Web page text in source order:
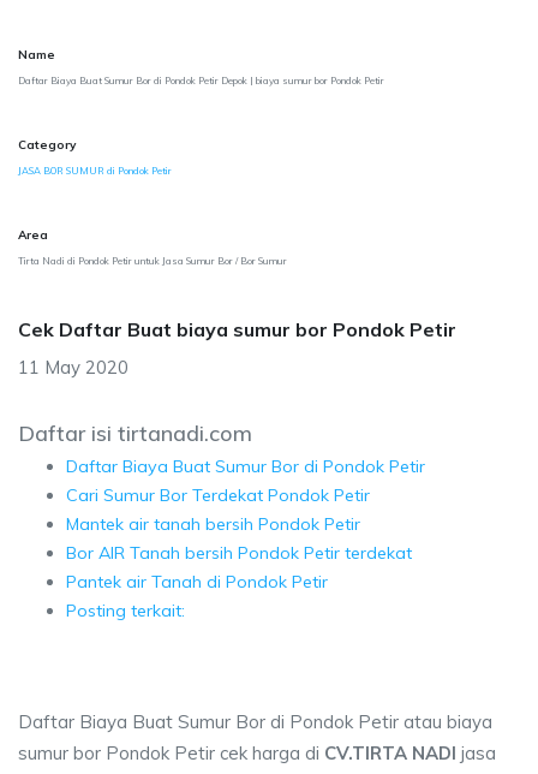
Name
Daftar Biaya Buat Sumur Bor di Pondok Petir Depok | biaya sumur bor Pondok Petir
Category
JASA BOR SUMUR di Pondok Petir
Area
Tirta Nadi di Pondok Petir untuk Jasa Sumur Bor / Bor Sumur
Cek Daftar Buat biaya sumur bor Pondok Petir
11 May 2020
Daftar isi tirtanadi.com
Daftar Biaya Buat Sumur Bor di Pondok Petir
Cari Sumur Bor Terdekat Pondok Petir
Mantek air tanah bersih Pondok Petir
Bor AIR Tanah bersih Pondok Petir terdekat
Pantek air Tanah di Pondok Petir
Posting terkait:
Daftar Biaya Buat Sumur Bor di Pondok Petir atau biaya
sumur bor Pondok Petir cek harga di CV.TIRTA NADI jasa